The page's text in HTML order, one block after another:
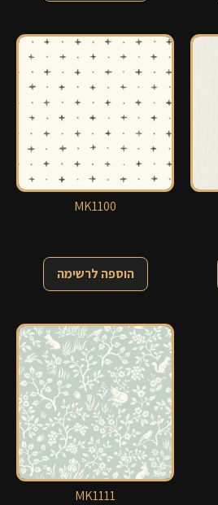
MK1100
הוספה לרשימה
MK1111